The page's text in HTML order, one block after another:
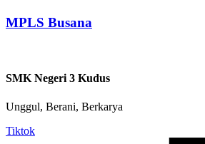
MPLS Busana
SMK Negeri 3 Kudus
Unggul, Berani, Berkarya
Tiktok